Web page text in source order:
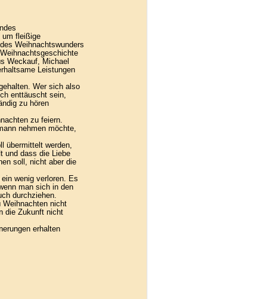
um fleißige
Weihnachtswunders
Weckauf, Michael
Leistungen
Wer sich also
enttäuscht sein,
zu hören
zu feiern.
nehmen möchte,
übermittelt werden,
und dass die Liebe
soll, nicht aber die
wenig verloren. Es
man sich in den
durchziehen.
nicht
die Zukunft nicht
erhalten